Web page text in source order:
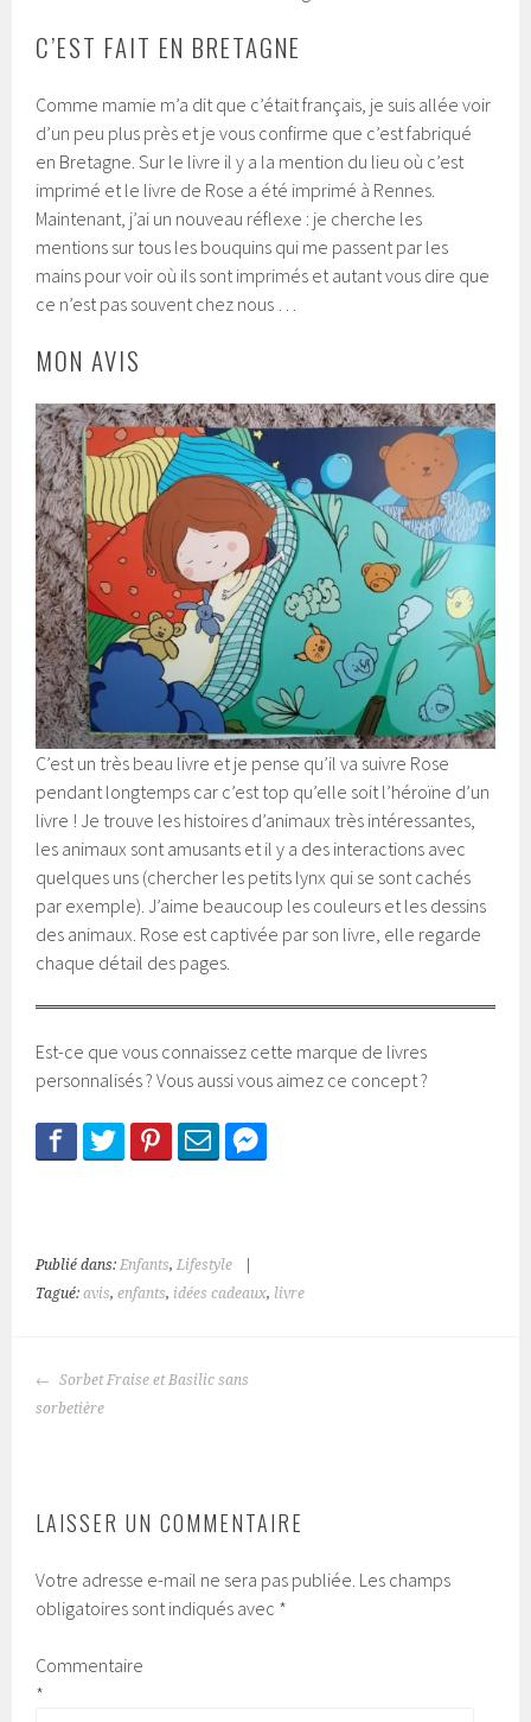
C’EST FAIT EN BRETAGNE
Comme mamie m’a dit que c’était français, je suis allée voir
d’un peu plus près et je vous confirme que c’est fabriqué
en Bretagne. Sur le livre il y a la mention du lieu où c’est
imprimé et le livre de Rose a été imprimé à Rennes.
Maintenant, j’ai un nouveau réflexe : je cherche les
mentions sur tous les bouquins qui me passent par les
mains pour voir où ils sont imprimés et autant vous dire que
ce n’est pas souvent chez nous …
MON AVIS
C’est un très beau livre et je pense qu’il va suivre Rose
pendant longtemps car c’est top qu’elle soit l’héroïne d’un
livre ! Je trouve les histoires d’animaux très intéressantes,
les animaux sont amusants et il y a des interactions avec
quelques uns (chercher les petits lynx qui se sont cachés
par exemple). J’aime beaucoup les couleurs et les dessins
des animaux. Rose est captivée par son livre, elle regarde
chaque détail des pages.
Est-ce que vous connaissez cette marque de livres
personnalisés ? Vous aussi vous aimez ce concept ?
Publié dans: Enfants, Lifestyle
Tagué:avis,enfants, idées cadeaux, livre
NAVIGATION
DES
Sorbet Fraise et Basilic sans
sorbetière
LAISSER UN COMMENTAIRE
Votre adresse e-mail ne sera pas publiée. Les champs
obligatoires sont indiqués avec *
Commentaire
*